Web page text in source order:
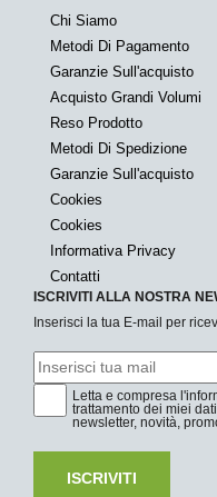
Chi Siamo
Metodi Di Pagamento
Garanzie Sull'acquisto
Acquisto Grandi Volumi
Reso Prodotto
Metodi Di Spedizione
Garanzie Sull'acquisto
Cookies
Cookies
Informativa Privacy
Contatti
ISCRIVITI ALLA NOSTRA
Inserisci la tua E-mail per
Letta e compresa
trattamento dei miei
newsletter, novità,
ISCRIVITI